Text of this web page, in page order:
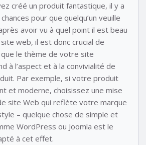
créé un produit fantastique, il y a
pour que quelqu’un veuille
avoir vu à quel point il est beau
web, il est donc crucial de
que le thème de votre site
à l’aspect et à la convivialité de
Par exemple, si votre produit
et moderne, choisissez une mise
site Web qui reflète votre marque
– quelque chose de simple et
WordPress ou Joomla est le
à cet effet.